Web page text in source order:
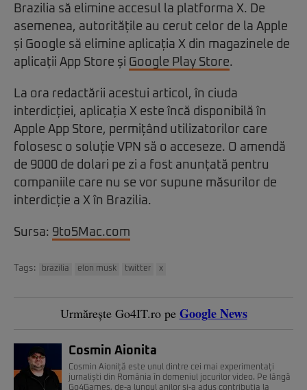
Brazilia să elimine accesul la platforma X. De
asemenea, autoritățile au cerut celor de la Apple
și Google să elimine aplicația X din magazinele de
aplicații App Store și Google Play Store.
La ora redactării acestui articol, în ciuda
interdicției, aplicația X este încă disponibilă în
Apple App Store, permițând utilizatorilor care
folosesc o soluție VPN să o acceseze. O amendă
de 9000 de dolari pe zi a fost anunțată pentru
companiile care nu se vor supune măsurilor de
interdicție a X în Brazilia.
Sursa: 9to5Mac.com
Tags: brazilia elon musk twitter x
Urmărește Go4IT.ro pe Google News
Cosmin Aionita
Cosmin Aioniță este unul dintre cei mai experimentați
jurnaliști din România în domeniul jocurilor video. Pe lângă
Go4Games, de-a lungul anilor și-a adus contribuția la